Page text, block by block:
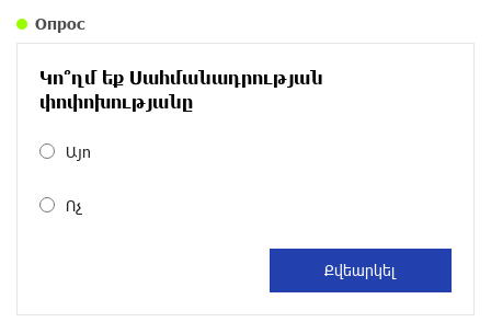
около одного месяца назад
Размик Марукян стал обладателем бронзовой
избежать энергодефицита в Армении: Алексей
Опрос
Կո՞ղմ եք Սահմանադրության
փոփոխությանը
Այո
Ոչ